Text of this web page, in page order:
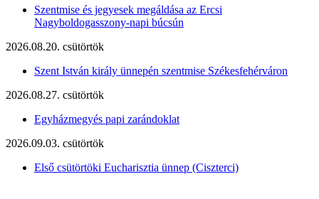
Szentmise és jegyesek megáldása az Ercsi
Nagyboldogasszony-napi búcsún
2026.08.20. csütörtök
Szent István király ünnepén szentmise Székesfehérváron
2026.08.27. csütörtök
Egyházmegyés papi zarándoklat
2026.09.03. csütörtök
Első csütörtöki Eucharisztia ünnep (Ciszterci)